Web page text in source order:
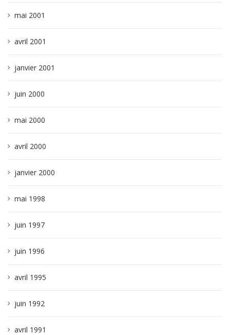
mai 2001
avril 2001
janvier 2001
juin 2000
mai 2000
avril 2000
janvier 2000
mai 1998
juin 1997
juin 1996
avril 1995
juin 1992
avril 1991